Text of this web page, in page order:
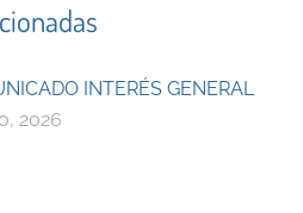
INTERÉS GENERAL
2026